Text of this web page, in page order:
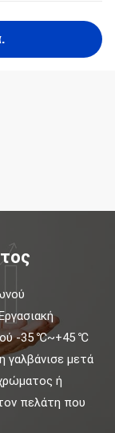
-35 ℃~+45 ℃
γαλβάνισε μετά
ή
πελάτη που